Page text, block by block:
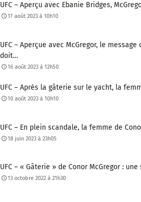
UFC – Aperçu avec Ebanie Bridges,
17 août 2023 à 10h10
UFC – Aperçue avec McGregor, le
doit…
16 août 2023 à 12h50
UFC – Après la gâterie sur le yacht, la
10 août 2023 à 10h10
UFC – En plein scandale, la femme de
18 juin 2023 à 23h05
UFC – « Gâterie » de Conor McGregor :
13 octobre 2022 à 21h30